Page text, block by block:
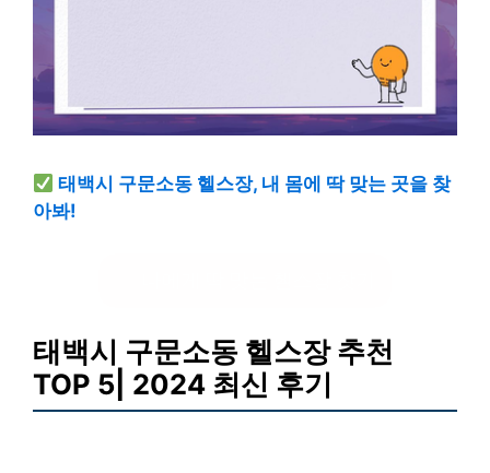
태백시 구문소동 헬스장, 내 몸에 딱 맞는 곳을 찾
아봐!
태백시 구문소동 헬스장 추천
TOP 5| 2024 최신 후기